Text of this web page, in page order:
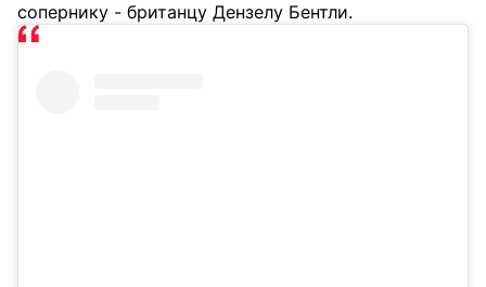
сопернику - британцу Дензелу Бентли.